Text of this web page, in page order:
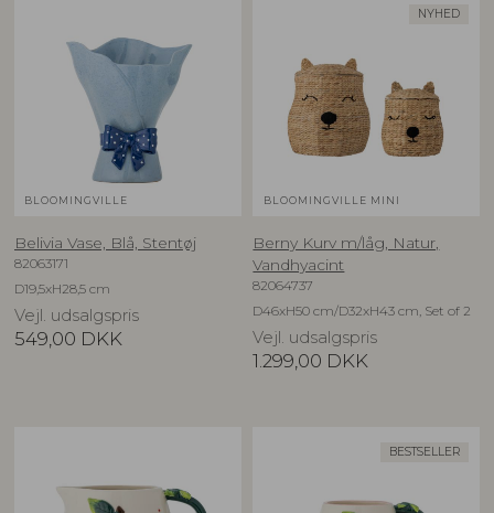
BLOOMINGVILLE
Belivia Vase, Blå, Stentøj
82063171
D19,5xH28,5 cm
Vejl. udsalgspris
549,00 DKK
NYHED
BLOOMINGVILLE MINI
Berny Kurv m/låg, Natur,
Vandhyacint
82064737
D46xH50 cm/D32xH43 cm, Set of 2
Vejl. udsalgspris
1.299,00 DKK
BESTSELLER